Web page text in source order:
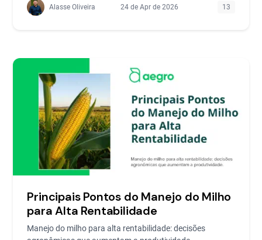
Alasse Oliveira 24 de Apr de 2026 13
Principais Pontos do Manejo do Milho
para Alta Rentabilidade
Manejo do milho para alta rentabilidade: decisões